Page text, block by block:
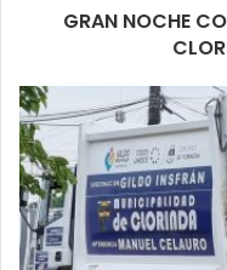
GRAN NOCHE